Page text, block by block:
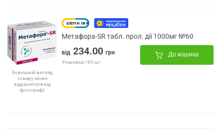
Зовнішній вигляд
товару може
відрізнятися від
фотографії
Метафора-SR табл. прол. дії 1000мг №60
від 234.00 грн
Упаковка / 60 шт.
До кошика